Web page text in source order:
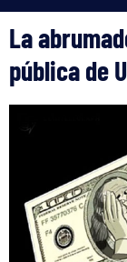
La
pública de